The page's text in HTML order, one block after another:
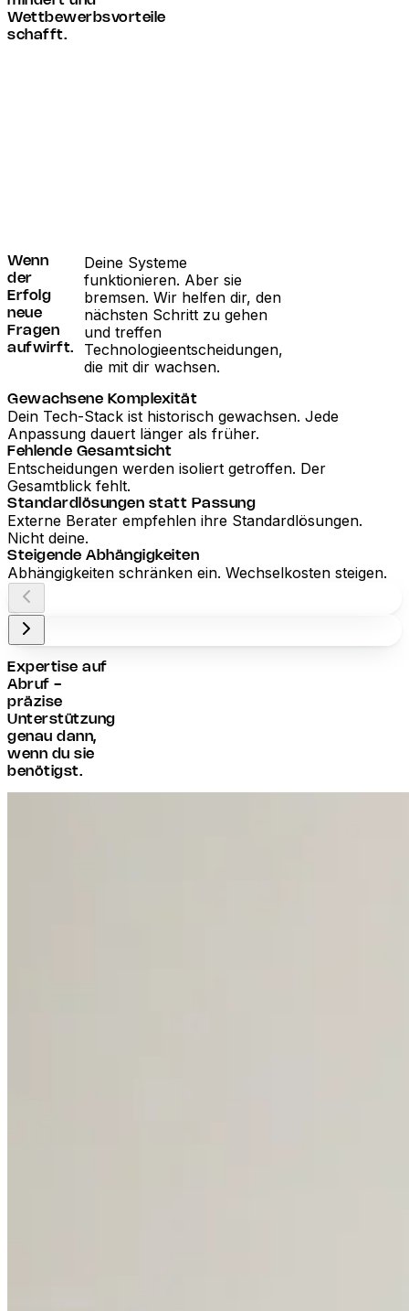
Wettbewerbsvorteile
schafft.
Wenn
der
Erfolg
neue
Fragen
aufwirft.
Deine Systeme
funktionieren. Aber sie
bremsen. Wir helfen dir, den
nächsten Schritt zu gehen
und treffen
Technologieentscheidungen,
die mit dir wachsen.
Gewachsene Komplexität
Dein Tech-Stack ist historisch gewachsen. Jede
Anpassung dauert länger als früher.
Fehlende Gesamtsicht
Entscheidungen werden isoliert getroffen. Der
Gesamtblick fehlt.
Standardlösungen statt Passung
Externe Berater empfehlen ihre Standardlösungen.
Nicht deine.
Steigende Abhängigkeiten
Abhängigkeiten schränken ein. Wechselkosten steigen.
Expertise auf
Abruf -
präzise
Unterstützung
genau dann,
wenn du sie
benötigst.